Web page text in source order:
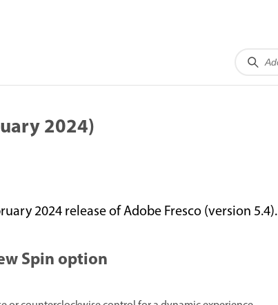
2024)
2024 release of Adobe Fresco (version 5.4).
Spin option